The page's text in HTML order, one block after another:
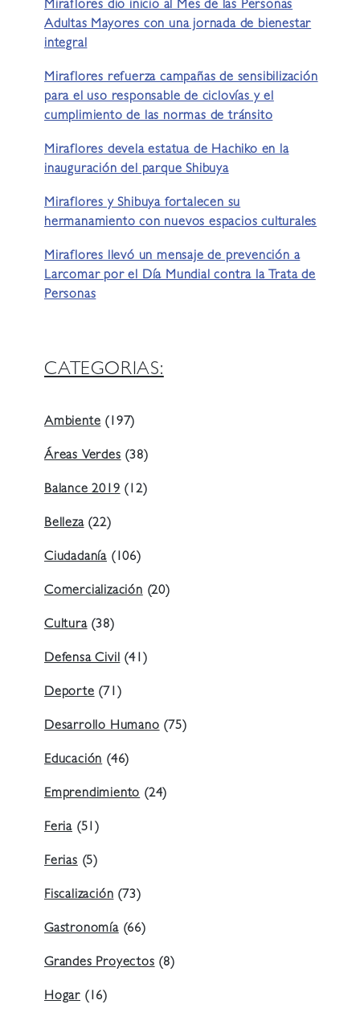
Miraflores dio inicio al Mes de las Personas
Adultas Mayores con una jornada de bienestar
integral
Miraflores refuerza campañas de sensibilización
para el uso responsable de ciclovías y el
cumplimiento de las normas de tránsito
Miraflores devela estatua de Hachiko en la
inauguración del parque Shibuya
Miraflores y Shibuya fortalecen su
hermanamiento con nuevos espacios culturales
Miraflores llevó un mensaje de prevención a
Larcomar por el Día Mundial contra la Trata de
Personas
CATEGORIAS:
Ambiente (197)
Áreas Verdes (38)
Balance 2019 (12)
Belleza(22)
Ciudadanía (106)
Comercialización (20)
Cultura(38)
Defensa Civil (41)
Deporte (71)
Desarrollo Humano (75)
Educación (46)
Emprendimiento (24)
Feria (51)
Ferias (5)
Fiscalización (73)
Gastronomía(66)
Grandes Proyectos (8)
Hogar (16)